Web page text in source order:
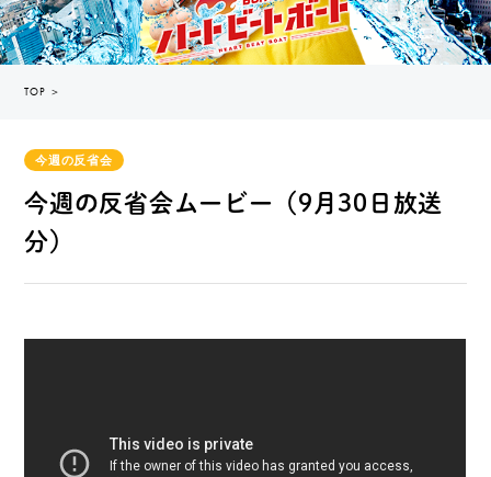
TOP ＞
今週の反省会
今週の反省会ムービー（9月30日放送
分）